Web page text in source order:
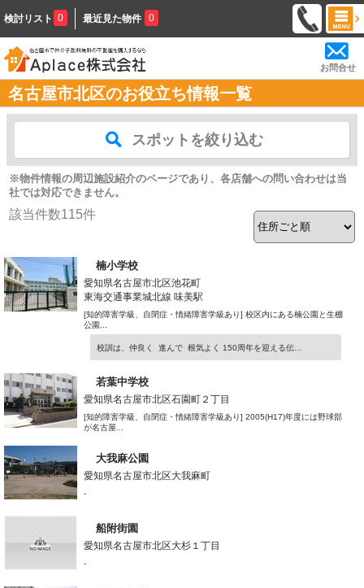
検討リスト 0 最近見た物件 0
お問合せ
名古屋市北区のお役立ち情報一覧
スポットを絞り込む
※物件情報の周辺施設紹介のページであり、各店舗への問い合わせは当
社では対応できません。
該当件数115件
楠小学校
愛知県名古屋市北区池花町
東海交通事業城北線 味美駅
[知的障害学級、自閉症・情緒障害学級あり] 校区内にある楠公園と生棚
公園...
校訓は、仲良く 進んで 根気よく 150周年を迎える伝...
若葉中学校
愛知県名古屋市北区石園町２丁目
[知的障害学級、自閉症・情緒障害学級あり] 2005(H17)年度には野球部
が名古屋...
大我麻公園
愛知県名古屋市北区大我麻町
-
船附街園
愛知県名古屋市北区大杉１丁目
-